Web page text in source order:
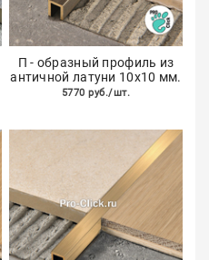
П - образный профиль из
античной латуни 10х10 мм.
5770 руб./шт.